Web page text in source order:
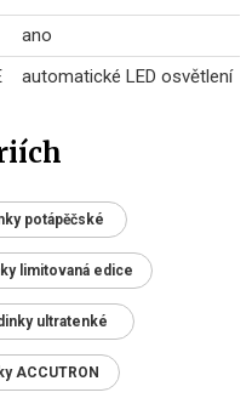
ano
automatické LED osvětlení
potápěčské
limitovaná edice
ultratenké
ACCUTRON